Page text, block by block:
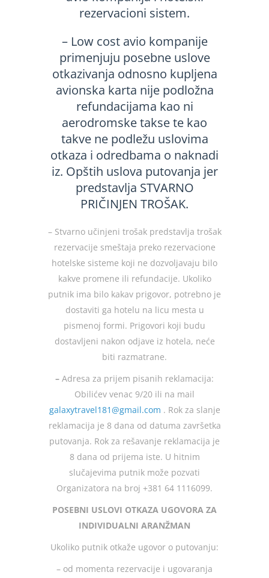
rezervacioni sistem.
– Low cost avio kompanije
primenjuju posebne uslove
otkazivanja odnosno kupljena
avionska karta nije podložna
refundacijama kao ni
aerodromske takse te kao
takve ne podležu uslovima
otkaza i odredbama o naknadi
iz. Opštih uslova putovanja jer
predstavlja STVARNO
PRIČINJEN TROŠAK.
– Stvarno učinjeni trošak predstavlja trošak
rezervacije smeštaja preko rezervacione
hotelske sisteme koji ne dozvoljavaju bilo
kakve promene ili refundacije. Ukoliko
putnik ima bilo kakav prigovor, potrebno je
dostaviti ga hotelu na licu mesta u
pismenoj formi. Prigovori koji budu
dostavljeni nakon odjave iz hotela, neće
biti razmatrane.
– Adresa za prijem pisanih reklamacija:
Obilićev venac 9/20 ili na mail
galaxytravel181@gmail.com . Rok za slanje
reklamacija je 8 dana od datuma završetka
putovanja. Rok za rešavanje reklamacija je
8 dana od prijema iste. U hitnim
slučajevima putnik može pozvati
Organizatora na broj +381 64 1116099.
POSEBNI USLOVI OTKAZA UGOVORA ZA
INDIVIDUALNI ARANŽMAN
Ukoliko putnik otkaže ugovor o putovanju:
– od momenta rezervacije i ugovaranja